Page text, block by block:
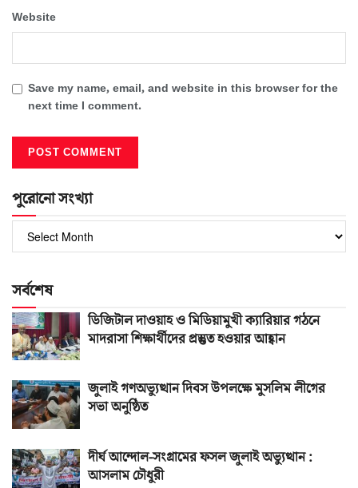
Website
Save my name, email, and website in this browser for the
next time I comment.
পুরোনো সংখ্যা
সংখ্যা
সর্বশেষ
ডিজিটাল দাওয়াহ ও মিডিয়ামুখী ক্যারিয়ার গঠনে
মাদরাসা শিক্ষার্থীদের প্রস্তুত হওয়ার আহ্বান
জুলাই গণঅভ্যুত্থান দিবস উপলক্ষে মুসলিম লীগের
সভা অনুষ্ঠিত
দীর্ঘ আন্দোল-সংগ্রামের ফসল জুলাই অভ্যুত্থান :
আসলাম চৌধুরী